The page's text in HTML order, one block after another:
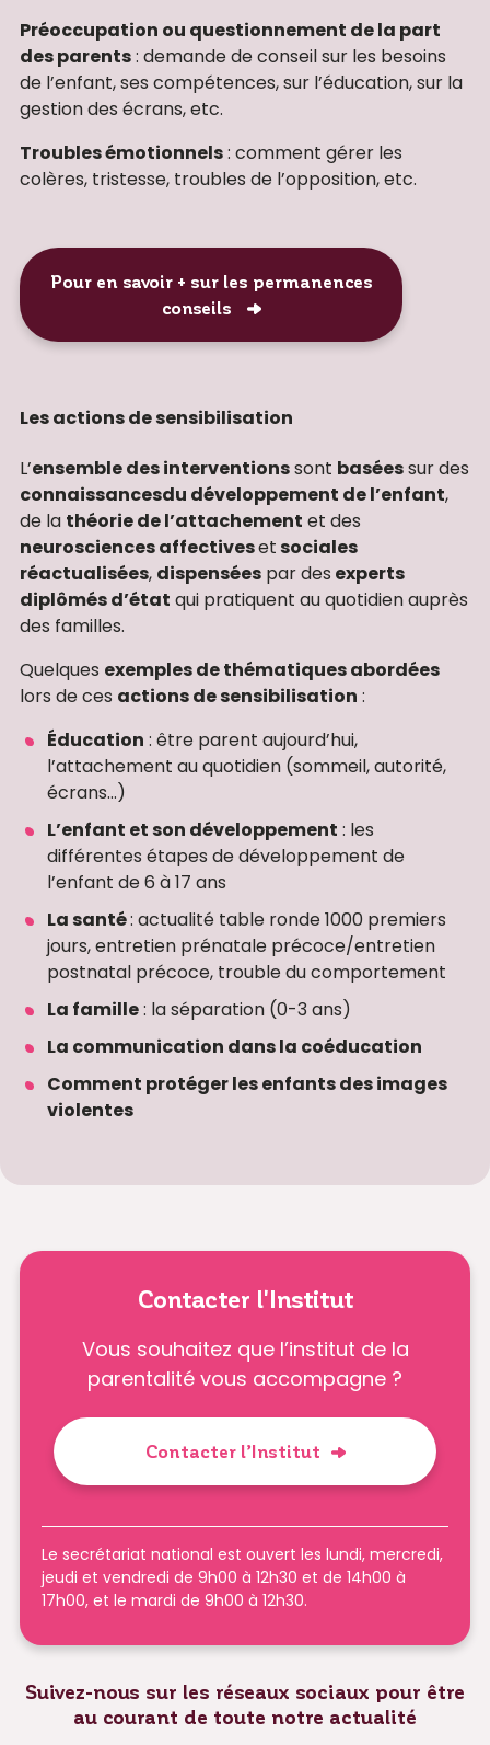
Préoccupation ou questionnement de la part
des parents: demande de conseil sur les besoins
de l’enfant, ses compétences, sur l’éducation, sur la
gestion des écrans, etc.
Troubles émotionnels: comment gérer les
colères, tristesse, troubles de l’opposition, etc.
Pour en savoir + sur les permanences
conseils
Les actions de sensibilisation
L’ensemble des interventionssont baséessur des
connaissancesdu développement de l’enfant,
de la théorie de l’attachement et des
neurosciences affectiveset sociales
réactualisées, dispensées par des experts
diplômés d’état qui pratiquent au quotidien auprès
des familles.
Quelques exemples de thématiques abordées
lors de ces actions de sensibilisation :
Éducation : être parent aujourd’hui,
l’attachement au quotidien (sommeil, autorité,
écrans…)
L’enfant et son développement : les
différentes étapes de développement de
l’enfant de 6 à 17 ans
La santé: actualité table ronde 1000 premiers
jours, entretien prénatale précoce/entretien
postnatal précoce, trouble du comportement
La famille: la séparation (0-3 ans)
La communication dans la coéducation
Comment protéger les enfants des images
violentes
Contacter l'Institut
Vous souhaitez que l’institut de la
parentalité vous accompagne ?
Contacter l’Institut
Le secrétariat national est ouvert les lundi, mercredi,
jeudi et vendredi de 9h00 à 12h30 et de 14h00 à
17h00, et le mardi de 9h00 à 12h30.
Suivez-nous sur les réseaux sociaux pour être
au courant de toute notre actualité